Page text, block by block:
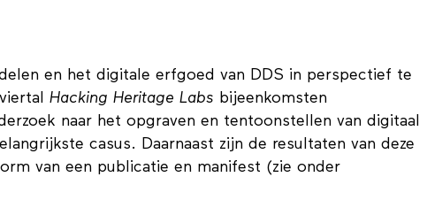
en het digitale erfgoed van DDS in perspectief te
Hacking Heritage Labsbijeenkomsten
naar het opgraven en tentoonstellen van digitaal
casus. Daarnaast zijn de resultaten van deze
van een publicatie en manifest (zie onder